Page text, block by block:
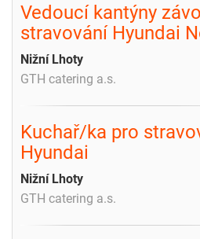
Vedoucí kantýny
stravování Hyundai
Nižní Lhoty
GTH catering a.s.
Kuchař/ka pro
Hyundai
Nižní Lhoty
GTH catering a.s.